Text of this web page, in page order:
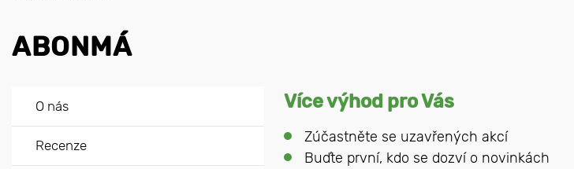
ABONMÁ
O nás
Recenze
Více výhod pro Vás
Zúčastněte se uzavřených akcí
Buďte první, kdo se dozví o novinkách